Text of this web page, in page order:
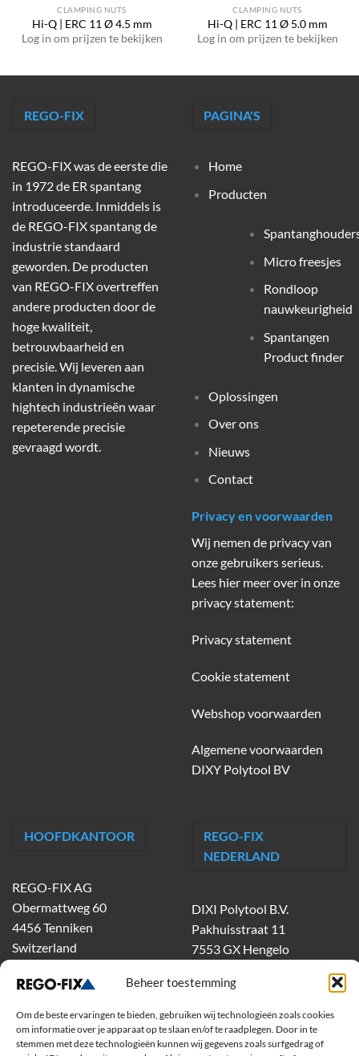
Beheer toestemming
Om de beste ervaringen te bieden, gebruiken wij technologieën zoals cookies
om informatie over je apparaat op te slaan en/of te raadplegen. Door in te
stemmen met deze technologieën kunnen wij gegevens zoals surfgedrag of
CLAMPING NUTS
Hi-Q | ERC 11 Ø 4.5 mm
Log in om prijzen te bekijken
CLAMPING NUTS
Hi-Q | ERC 11 Ø 5.0 mm
Log in om prijzen te bekijken
REGO-FIX
REGO-FIX was de eerste die
in 1972 de ER spantang
introduceerde. Inmiddels is
de REGO-FIX spantang de
industrie standaard
geworden. De producten
van REGO-FIX overtreffen
andere producten door de
hoge kwaliteit,
betrouwbaarheid en
precisie. Wij leveren aan
klanten in dynamische
hightech industrieën waar
repeterende precisie
gevraagd wordt.
PAGINA'S
Home
Producten
Micro freesjes
Rondloop
nauwkeurigheid
Spantangen
Product finder
Oplossingen
Over ons
Nieuws
Contact
Privacy en voorwaarden
Wij nemen de privacy van
onze gebruikers serieus.
Lees hier meer over in onze
privacy statement:
Privacy statement
Cookie statement
Webshop voorwaarden
Algemene voorwaarden
DIXY Polytool BV
HOOFDKANTOOR
REGO-FIX AG
Obermattweg 60
4456 Tenniken
Switzerland
REGO-FIX
NEDERLAND
DIXI Polytool B.V.
Pakhuisstraat 11
7553 GX Hengelo
dixiholland@dixi.com
www.dixipolytool.com
Volg ons op Youtube